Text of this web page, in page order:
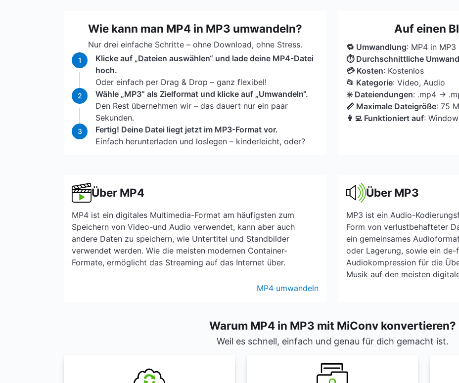
Wie kann man MP4 in MP3 umwandeln?
Nur drei einfache Schritte – ohne Download, ohne Stress.
1
Klicke auf „Dateien auswählen“ und lade deine MP4-Datei
hoch.
Oder einfach per Drag & Drop – ganz flexibel!
2
Wähle „MP3“ als Zielformat und klicke auf „Umwandeln“.
Den Rest übernehmen wir – das dauert nur ein paar
Sekunden.
3
Fertig! Deine Datei liegt jetzt im MP3-Format vor.
Einfach herunterladen und loslegen – kinderleicht, oder?
Auf einen
🔁 Umwandlung: MP4 in MP3
⏱ Durchschnittliche
💳 Kosten: Kostenlos
📂 Kategorie: Video, Audio
✳️ Dateiendungen: .mp4 →
📏 Maximale Dateigröße: 75
👩‍💻 Funktioniert auf:
Über MP4
MP4 ist ein digitales Multimedia-Format am häufigsten zum
Speichern von Video-und Audio verwendet, kann aber auch
andere Daten zu speichern, wie Untertitel und Standbilder
verwendet werden. Wie die meisten modernen Container-
Formate, ermöglicht das Streaming auf das Internet über.
MP4 umwandeln
Über MP3
MP3 ist ein Audio-
Form von verlustbehafteter
ein gemeinsames
oder Lagerung, sowie ein
Audiokompression für die
Musik auf den meisten
Warum MP4 in MP3 mit MiConv konvertieren?
Weil es schnell, einfach und genau für dich gemacht ist.